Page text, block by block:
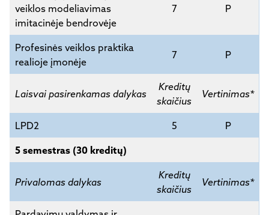
veiklos modeliavimas
imitacinėje bendrovėje
7 P
Profesinės veiklos praktika
realioje įmonėje
7 P
Laisvai pasirenkamas dalykas
Kreditų
skaičius
Vertinimas*
LPD2 5 P
5 semestras (30 kreditų)
Privalomas dalykas
Kreditų
skaičius
Vertinimas*